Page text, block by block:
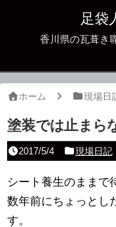
足袋
香川県の瓦葺き
ホーム 現場日
塗装では止まら
2017/5/4 現場日記
シート養生のままで
数年前にちょっとし
す。
現場日記
古瓦
本日の一品